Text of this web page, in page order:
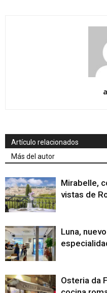
Artículo relacionados
Más del autor
Mirabelle,
vistas de
Luna,
Osteria da